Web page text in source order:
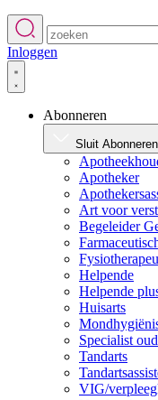
Inloggen
Abonneren
Sluit Abonneren
Apotheker
Art voor
Begeleider
Helpende
Helpende
Huisarts
Specialist
Tandarts
VIG/